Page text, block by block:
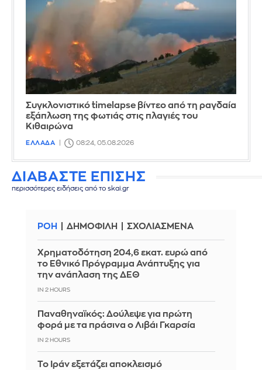
Συγκλονιστικό timelapse βίντεο από τη ραγδαία
εξάπλωση της φωτιάς στις πλαγιές του
Κιθαιρώνα
ΕΛΛΑΔΑ 08:24, 05.08.2026
ΔΙΑΒΑΣΤΕ ΕΠΙΣΗΣ
περισσότερες ειδήσεις από το skai.gr
ΡΟΗ ΔΗΜΟΦΙΛΗ ΣΧΟΛΙΑΣΜΕΝΑ
Χρηματοδότηση 204,6 εκατ. ευρώ από
το Εθνικό Πρόγραμμα Ανάπτυξης για
την ανάπλαση της ΔΕΘ
IN 2 HOURS
Παναθηναϊκός: Δούλεψε για πρώτη
φορά με τα πράσινα ο Λιβάι Γκαρσία
IN 2 HOURS
Το Ιράν εξετάζει αποκλεισμό